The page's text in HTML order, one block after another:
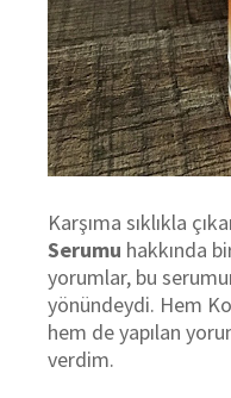
Karşıma sıklıkla
Serumu hakkında
yorumlar, bu
yönündeydi. Hem
hem de yapılan
verdim.